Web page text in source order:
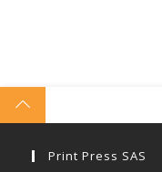
Print Press SAS